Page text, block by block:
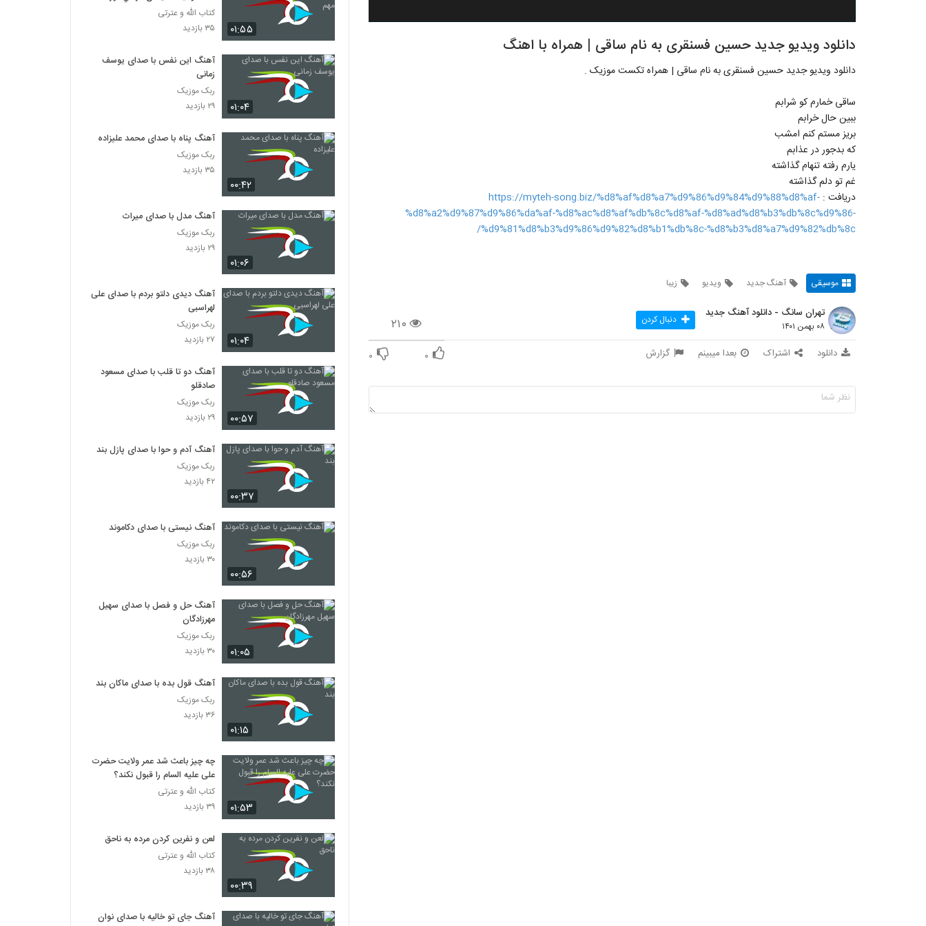
دانلود ویدیو جدید حسین فسنقری به نام ساقی | همراه با اهنگ
دانلود ویدیو جدید حسین فسنقری به نام ساقی | همراه تکست موزیک .
ساقی خمارم کو شرابم
ببین حال خرابم
بریز مستم کنم امشب
که بدجور در عذابم
یارم رفته تنهام گذاشته
غم تو دلم گذاشته
دریافت : https://myteh-song.biz/%d8%af%d8%a7%d9%86%d9%84%d9%88%d8%af-
%d8%a2%d9%87%d9%86%da%af-%d8%ac%d8%af%db%8c%d8%af-%d8%ad%d8%b3%db%8c%d9%86-
%d9%81%d8%b3%d9%86%d9%82%d8%b1%db%8c-%d8%b3%d8%a7%d9%82%db%8c/
موسیقی آهنگ جدید ویدیو زیبا
۲۱۰
تهران سانگ - دانلود آهنگ جدید
۰۸ بهمن ۱۴۰۱ دنبال کردن
دانلود اشتراک بعدا میبینم گزارش ۰ ۰
۰۱:۵۵
مهم
کتاب الله و عترتی
۳۵ بازدید
۰۱:۰۴
آهنگ این نفس با صدای یوسف
زمانی
ربک موزیک
۲۹ بازدید
۰۰:۴۲
آهنگ پناه با صدای محمد علیزاده
ربک موزیک
۳۵ بازدید
۰۱:۰۶
آهنگ مدل با صدای میراث
ربک موزیک
۲۹ بازدید
۰۱:۰۴
آهنگ دیدی دلتو بردم با صدای علی
لهراسبی
ربک موزیک
۲۷ بازدید
۰۰:۵۷
آهنگ دو تا قلب با صدای مسعود
صادقلو
ربک موزیک
۲۹ بازدید
۰۰:۳۷
آهنگ آدم و حوا با صدای پازل بند
ربک موزیک
۴۲ بازدید
۰۰:۵۶
آهنگ نیستی با صدای دکاموند
ربک موزیک
۳۰ بازدید
۰۱:۰۵
آهنگ حل و فصل با صدای سهیل
مهرزادگان
ربک موزیک
۳۰ بازدید
۰۱:۱۵
آهنگ قول بده با صدای ماکان بند
ربک موزیک
۳۶ بازدید
۰۱:۵۳
چه چیز باعث شد عمر ولایت حضرت
علی علیه السام را قبول نکند؟
کتاب الله و عترتی
۳۹ بازدید
۰۰:۳۹
لعن و نفرين کردن مرده به ناحق
کتاب الله و عترتی
۳۸ بازدید
آهنگ جای تو خالیه با صدای نوان